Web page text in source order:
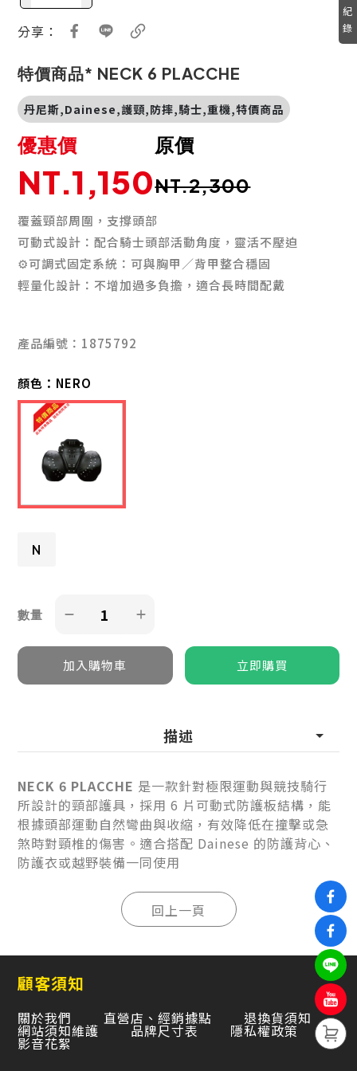
分享：
特價商品* NECK 6 PLACCHE
丹尼斯,Dainese,護頸,防摔,騎士,重機,特價商品
原價
NT.2,300
優惠價
NT.1,150
覆蓋頸部周圍，支撐頭部
可動式設計：配合騎士頭部活動角度，靈活不壓迫
⚙可調式固定系統：可與胸甲／背甲整合穩固
輕量化設計：不增加過多負擔，適合長時間配戴
產品編號：1875792
顏色： NERO
N
數量
描述
NECK 6 PLACCHE 是一款針對極限運動與競技騎行
所設計的頸部護具，採用 6 片可動式防護板結構，能
根據頭部運動自然彎曲與收縮，有效降低在撞擊或急
煞時對頸椎的傷害。適合搭配 Dainese 的防護背心、
防護衣或越野裝備一同使用
紀
錄
顧客須知
關於我們 直營店、經銷據點 退換貨須知
網站須知維護 品牌尺寸表 隱私權政策
影音花絮